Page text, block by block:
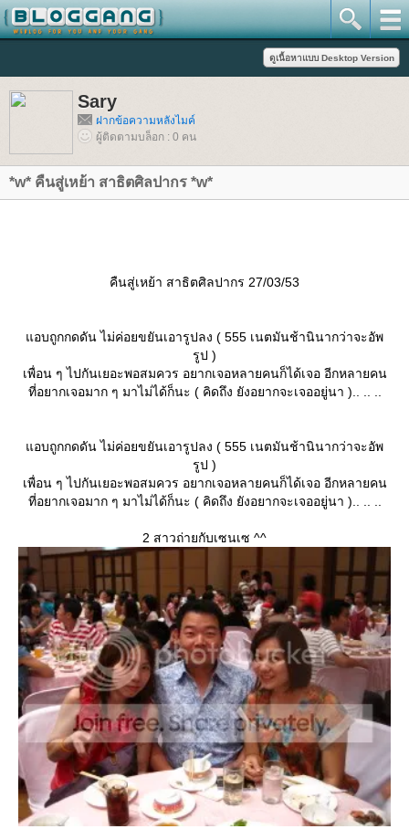
Sary
ฝากข้อความหลังไมค์
ผู้ติดตามบล็อก : 0 คน
*w* คืนสู่เหย้า สาธิตศิลปากร *w*
คืนสู่เหย้า สาธิตศิลปากร 27/03/53
อบถูกกดดัน ไม่ค่อยขยันเอารูปลง ( 555 เนตมันช้านินากว่าจะอัพ
รูป )
เพื่อน ๆ ไปกันเยอะพอสมควร อยากเจอหลายคนก็ได้เจอ อีกหลายคน
ที่อยากเจอมาก ๆ มาไม่ได้ก็นะ ( คิดถึง ยังอยากจะเจออยู่นา ).. .. ..
อบถูกกดดัน ไม่ค่อยขยันเอารูปลง ( 555 เนตมันช้านินากว่าจะอัพ
รูป )
เพื่อน ๆ ไปกันเยอะพอสมควร อยากเจอหลายคนก็ได้เจอ อีกหลายคน
ที่อยากเจอมาก ๆ มาไม่ได้ก็นะ ( คิดถึง ยังอยากจะเจออยู่นา ).. .. ..
2 สาวถ่ายกับเซนเซ ^^